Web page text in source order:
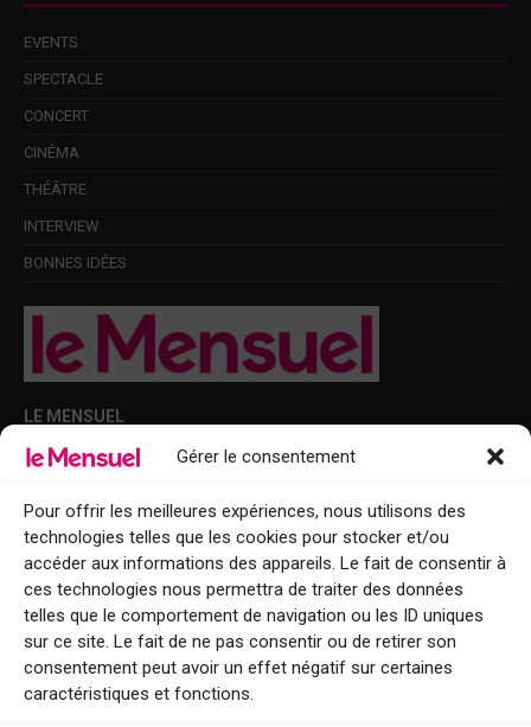
Gérer le consentement
Pour offrir les meilleures expériences, nous utilisons des
technologies telles que les cookies pour stocker et/ou
accéder aux informations des appareils. Le fait de consentir à
ces technologies nous permettra de traiter des données
telles que le comportement de navigation ou les ID uniques
sur ce site. Le fait de ne pas consentir ou de retirer son
consentement peut avoir un effet négatif sur certaines
caractéristiques et fonctions.
EVENTS
SPECTACLE
CONCERT
CINÉMA
THÉÂTRE
INTERVIEW
BONNES IDÉES
LE MENSUEL
Points de diffusion Var et Alpes-Maritimes : oû trouver Le Mensuel ?
Le Mensuel en PDF : consultez le magazine en ligne
Qui sommes-nous ?
BFM Top Sorties
EVENT
Tourisme week-end : envie de vous évader le temps d’un week-end ou